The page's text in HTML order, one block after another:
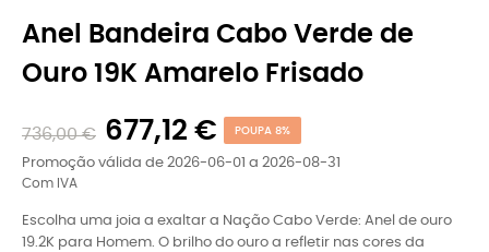
Anel Bandeira Cabo Verde de
Ouro 19K Amarelo Frisado
736,00 € 677,12 € POUPA 8%
Promoção válida de 2026-06-01 a 2026-08-31
Com IVA
Escolha uma joia a exaltar a Nação Cabo Verde: Anel de ouro
19.2K para Homem. O brilho do ouro a refletir nas cores da